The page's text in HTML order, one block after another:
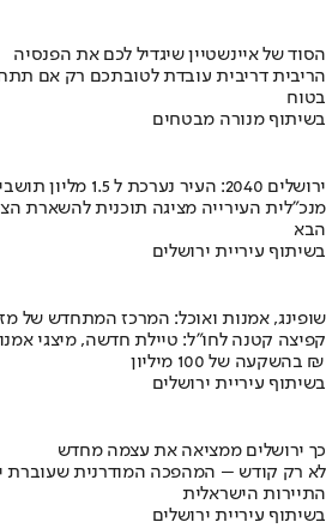
הסוד של איינשטיין שיגדיל לכם את הפנסיה
הריבית דריבית עובדת לטובתכם רק אם
בטוח
בשיתוף מנורה מבטחים
ירושלים 2040: העיר נערכת ל 1.5 מליון תושבים
מנכ"לית העירייה מציגה תוכנית להשארת
הבא
בשיתוף עיריית ירושלים
שופינג, אמנות ואוכל: המרכז המתחדש של
קפיצה קטנה לחו"ל: טיילת חדשה, מיצגי
בהשקעה של 100 מיליון ₪
בשיתוף עיריית ירושלים
כך ירושלים ממציאה את עצמה מחדש
לא רק קודש – המהפכה המודרנית שעוברת
התיירות הישראלית
בשיתוף עיריית ירושלים